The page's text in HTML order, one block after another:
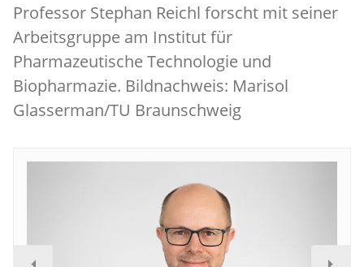
Professor Stephan Reichl forscht mit seiner
Arbeitsgruppe am Institut für
Pharmazeutische Technologie und
Biopharmazie. Bildnachweis: Marisol
Glasserman/TU Braunschweig